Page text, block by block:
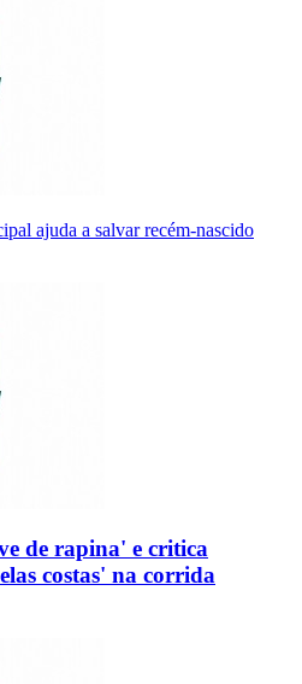
ajuda a salvar recém-nascido
de rapina' e critica
costas' na corrida